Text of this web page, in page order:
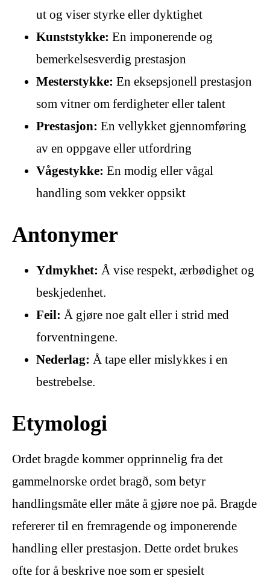
ut og viser styrke eller dyktighet
Kunststykke: En imponerende og
bemerkelsesverdig prestasjon
Mesterstykke: En eksepsjonell prestasjon
som vitner om ferdigheter eller talent
Prestasjon: En vellykket gjennomføring
av en oppgave eller utfordring
Vågestykke: En modig eller vågal
handling som vekker oppsikt
Antonymer
Ydmykhet: Å vise respekt, ærbødighet og
beskjedenhet.
Feil: Å gjøre noe galt eller i strid med
forventningene.
Nederlag: Å tape eller mislykkes i en
bestrebelse.
Etymologi
Ordet bragde kommer opprinnelig fra det
gammelnorske ordet bragð, som betyr
handlingsmåte eller måte å gjøre noe på. Bragde
refererer til en fremragende og imponerende
handling eller prestasjon. Dette ordet brukes
ofte for å beskrive noe som er spesielt